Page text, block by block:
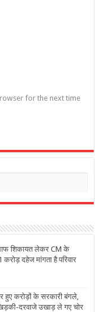
for the next time
शिकायत लेकर CM के
दहेज मांगता है परिवार
करोड़ों के सरकारी बंगले,
दरवाजे उखाड़ ले गए चोर